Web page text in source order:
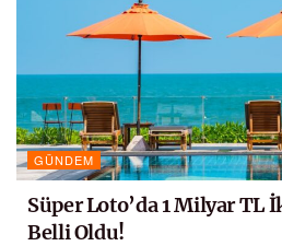
GÜNDEM
Süper Loto’da 1 Milyar
Belli Oldu!